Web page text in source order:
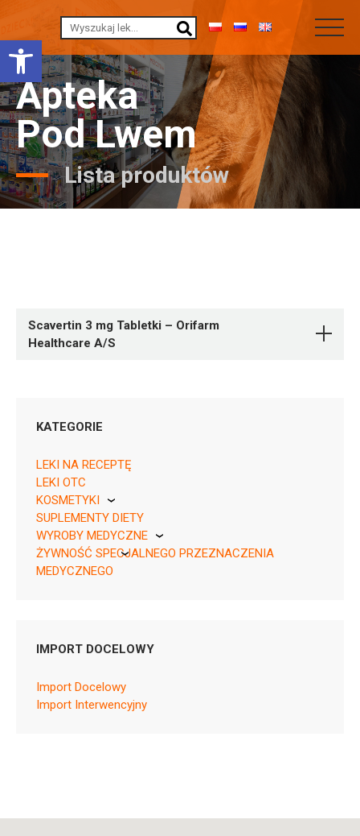
Otwórz pasek narzędzi
Apteka
Pod Lwem
Lista produktów
Scavertin 3 mg Tabletki – Orifarm
Healthcare A/S
05909991553043 ¦ Rp ¦ 157678
8 tabl.
05909991553050 ¦ Rp ¦ 157679
10 tabl.
05909991553081 ¦ Rp ¦ 157682
05909991553098 ¦ Rp ¦ 157683
20 tabl.
KATEGORIE
LEKI NA RECEPTĘ
LEKI OTC
KOSMETYKI
Pierre Fabre
SUPLEMENTY DIETY
WYROBY MEDYCZNE
KikGel
ŻYWNOŚĆ SPECJALNEGO PRZEZNACZENIA
MEDYCZNEGO
IMPORT DOCELOWY
Import Docelowy
Import Interwencyjny